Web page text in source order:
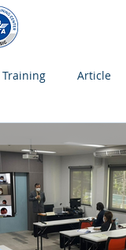
Training Article